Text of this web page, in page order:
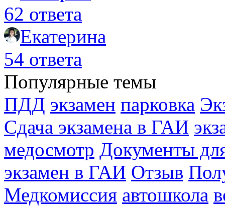
62 ответа
Екатерина
54 ответа
Популярные темы
ПДД экзамен парковка
Сдача экзамена в ГАИ
медосмотр Документы
экзамен в ГАИ Отзыв
Медкомиссия автошкола